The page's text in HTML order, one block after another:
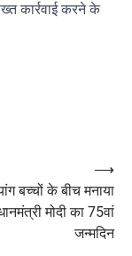
कार्रवाई करने के
बच्चों के बीच मनाया
मोदी का 75वां
जन्मदिन
⟶